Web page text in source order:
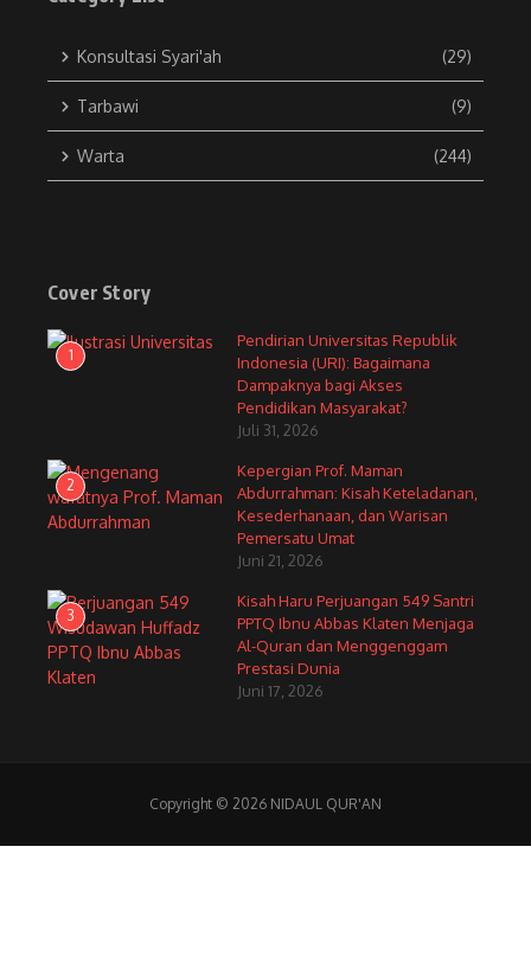
Konsultasi Syari'ah (29)
Tarbawi (9)
Warta (244)
Cover Story
1
Pendirian Universitas Republik
Indonesia (URI): Bagaimana
Dampaknya bagi Akses
Pendidikan Masyarakat?
Juli 31, 2026
2
Kepergian Prof. Maman
Abdurrahman: Kisah Keteladanan,
Kesederhanaan, dan Warisan
Pemersatu Umat
Juni 21, 2026
3
Kisah Haru Perjuangan 549 Santri
PPTQ Ibnu Abbas Klaten Menjaga
Al-Quran dan Menggenggam
Prestasi Dunia
Juni 17, 2026
Copyright © 2026 NIDAUL QUR'AN